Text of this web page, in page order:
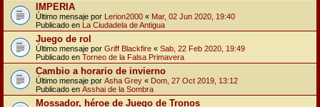
IMPERIA
Último mensaje por Lerion2000 « Mar, 02 Jun 2020, 19:40
Publicado en La Ciudadela de Antigua
Juego de rol
Último mensaje por Griff Blackfire « Sab, 22 Feb 2020, 19:49
Publicado en Torneo de la Falsa Primavera
Cambio a horario de invierno
Último mensaje por Asha Grey « Dom, 27 Oct 2019, 13:12
Publicado en Asshai de la Sombra
Mossador, héroe de Juego de Tronos